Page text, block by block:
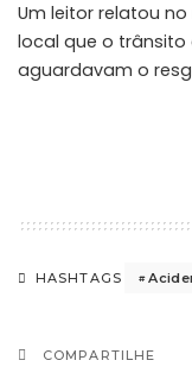
Um leitor relatou
local que o trânsito
aguardavam o
HASHTAGS
COMPARTILHE